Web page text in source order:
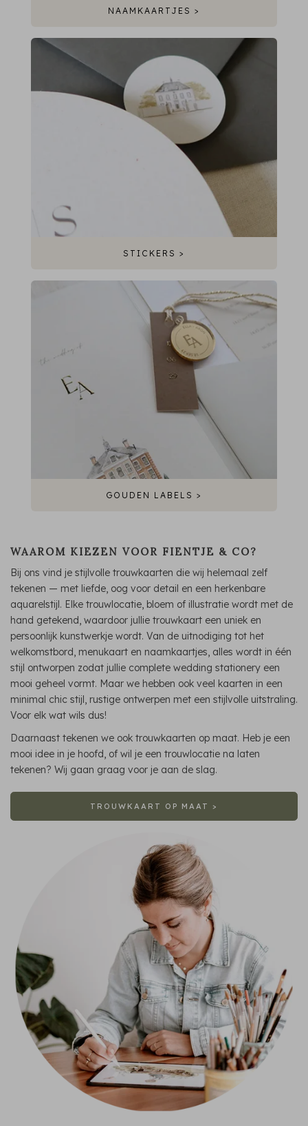
NAAMKAARTJES >
STICKERS >
GOUDEN LABELS >
WAAROM KIEZEN VOOR FIENTJE & CO?
Bij ons vind je stijlvolle trouwkaarten die wij helemaal zelf
tekenen — met liefde, oog voor detail en een herkenbare
aquarelstijl. Elke trouwlocatie, bloem of illustratie wordt met de
hand getekend, waardoor jullie trouwkaart een uniek en
persoonlijk kunstwerkje wordt. Van de uitnodiging tot het
welkomstbord, menukaart en naamkaartjes, alles wordt in één
stijl ontworpen zodat jullie complete wedding stationery een
mooi geheel vormt. Maar we hebben ook veel kaarten in een
minimal chic stijl, rustige ontwerpen met een stijlvolle uitstraling.
Voor elk wat wils dus!
Daarnaast tekenen we ook trouwkaarten op maat. Heb je een
mooi idee in je hoofd, of wil je een trouwlocatie na laten
tekenen? Wij gaan graag voor je aan de slag.
TROUWKAART OP MAAT >